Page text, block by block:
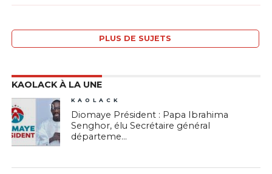
PLUS DE SUJETS
KAOLACK À LA UNE
11
KAOLACK
Diomaye Président : Papa Ibrahima
Senghor, élu Secrétaire général
départeme...